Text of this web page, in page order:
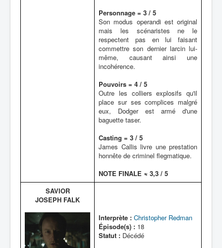
Personnage = 3 / 5
Son modus operandi est original
mais les scénaristes ne le
respectent pas en lui faisant
commettre son dernier larcin lui-
même, causant ainsi une
incohérence.
Pouvoirs = 4 / 5
Outre les colliers explosifs qu'il
place sur ses complices malgré
eux, Dodger est armé d'une
baguette taser.
Casting = 3 / 5
James Callis livre une prestation
honnête de criminel flegmatique.
NOTE FINALE ≈ 3,3 / 5
SAVIOR
JOSEPH FALK
Interprète : Christopher Redman
Épisode(s) : 18
Statut : Décédé